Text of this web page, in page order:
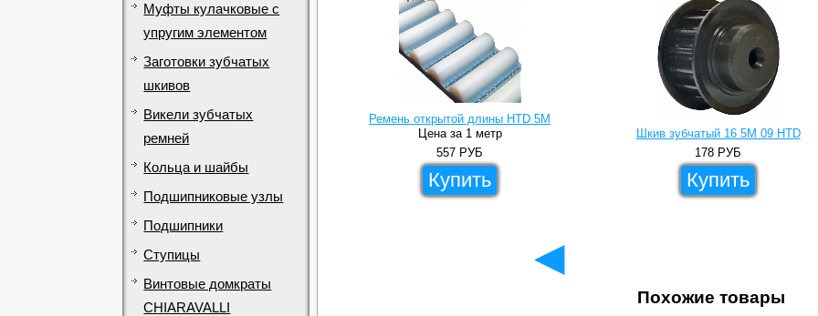
Муфты кулачковые с
упругим элементом
Заготовки зубчатых
шкивов
Викели зубчатых
ремней
Кольца и шайбы
Подшипниковые узлы
Подшипники
Ступицы
Винтовые домкраты
CHIARAVALLI
Ремень открытой длины HTD 5M
Цена за 1 метр
557 РУБ
Купить
Шкив зубчатый 16 5M 09 HTD
178 РУБ
Купить
◄
Похожие товары